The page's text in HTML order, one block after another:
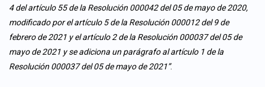
4 del artículo 55 de la Resolución 000042 del 05 de mayo de 2020,
modificado por el artículo 5 de la Resolución 000012 del 9 de
febrero de 2021 y el artículo 2 de la Resolución 000037 del 05 de
mayo de 2021 y se adiciona un parágrafo al artículo 1 de la
Resolución 000037 del 05 de mayo de 2021”.